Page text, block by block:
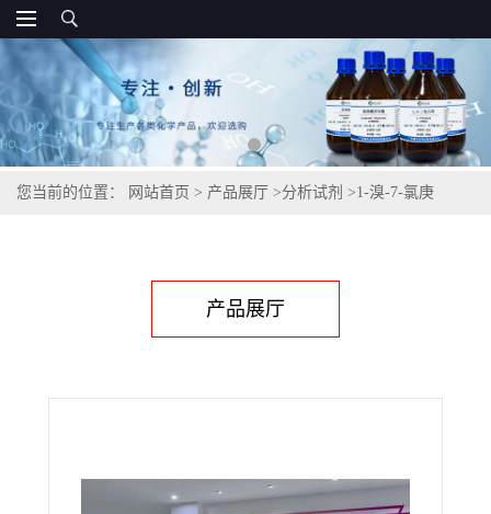
您当前的位置： 网站首页 > 产品展厅 >分析试剂 >1-溴-7-氯庚
产品展厅